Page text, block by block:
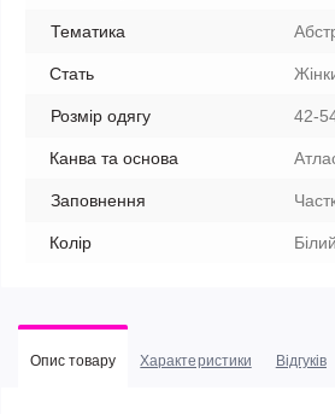
Тематика
Стать
Розмір одягу 42-
Канва та основа
Заповнення
Колір Білий
Опис товару Характеристики Відгуків